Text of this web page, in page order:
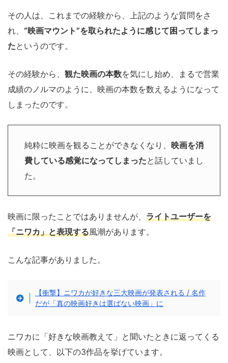
その人は、これまでの経験から、上記のような質問をさ
れ、 “映画マウント”を取られたように感じて困ってしまっ
たというのです。
その経験から、 観た映画の本数を気にし始め、まるで営業
成績のノルマのように、映画の本数を数えるようになって
しまったのです。
純粋に映画を観ることができなくなり、 映画を消
費している感覚になってしまったと話していまし
た。
映画に限ったことではありませんが、 ライトユーザーを
「ニワカ」と表現する風潮があります。
こんな記事がありました。
【衝撃】ニワカが好きな三大映画が発表される / 名作
だが「真の映画好きは選ばない映画」に
ニワカに「好きな映画教えて」と聞いたときに返ってくる
映画として、以下の3作品を挙げています。